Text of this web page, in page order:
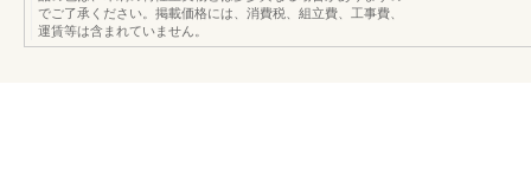
でご了承ください。掲載価格には、消費税、組立費、工事費、
運賃等は含まれていません。